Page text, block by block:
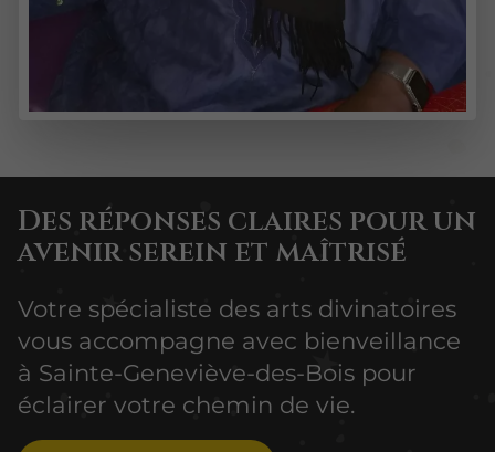
Des réponses claires pour un
avenir serein et maîtrisé
Votre spécialiste des arts divinatoires
vous accompagne avec bienveillance
à Sainte-Geneviève-des-Bois pour
éclairer votre chemin de vie.